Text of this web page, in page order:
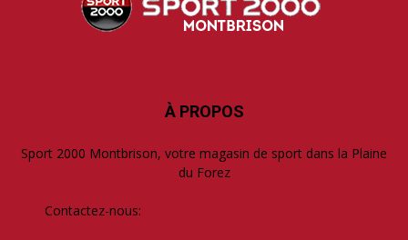
À PROPOS
Sport 2000 Montbrison, votre magasin de sport dans la Plaine
du Forez
Contactez-nous: